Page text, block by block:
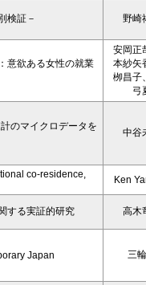
検証－ 野崎
意欲ある女性の就業
安岡正
本紗矢
栁昌子
弓
のマイクロデータを
中谷
co-residence,
Ken
する実証的研究 高木
Japan 三